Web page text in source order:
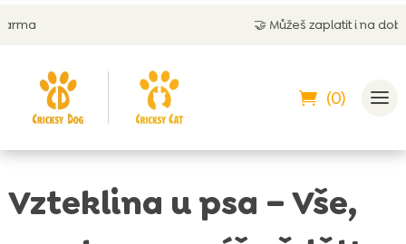
Můžeš zaplatit i na dobírku
(0)
Vzteklina u psa – Vše,